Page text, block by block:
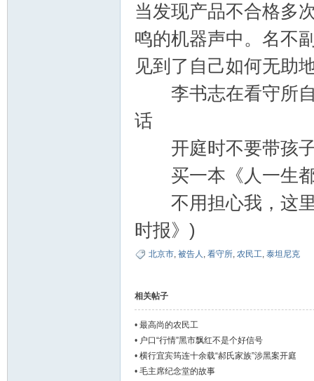
当发现产品不合格多
鸣的机器声中。名不
见到了自己如何无助
李书志在看守所自
话
开庭时不要带孩
买一本《人一生都
不用担心我，这里
时报》)
北京市, 被告人 , 看守所, 农民工, 泰坦尼克
相关帖子
• 最高尚的农民工
• 户口“行情”黑市飘红不是个好信号
• 横行宜宾筠连十余载“郝氏家族”涉黑案开庭
• 毛主席纪念堂的故事